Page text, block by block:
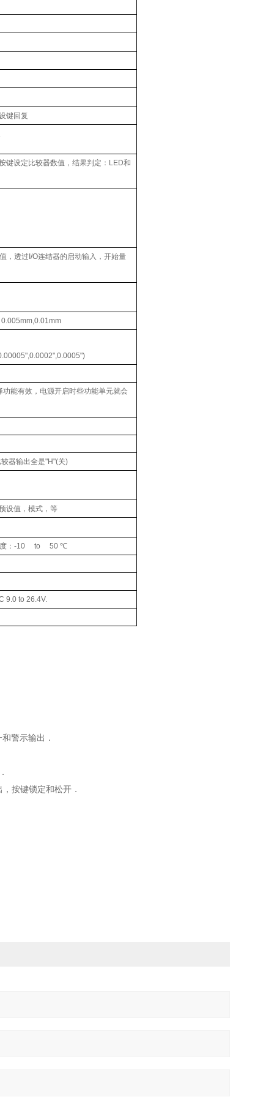
键回复
键设定比较器数值，结果判定：LED和
，透过I/O连结器的启动输入，开始量
能有效，电源开启时些功能单元就会
器输出全是"H"(关)
设值，模式，等
度：-10 to 50 ℃
9.0 to 26.4V.
警示输出．
键锁定和松开．